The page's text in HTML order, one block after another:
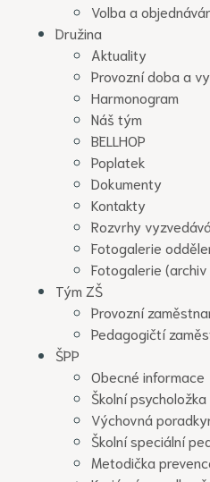
Volba a
Družina
Aktuality
Provozní doba a
Harmonogram
Náš tým
BELLHOP
Poplatek
Dokumenty
Kontakty
Rozvrhy
Fotogalerie
Fotogalerie
Tým ZŠ
Provozní
Pedagogičtí
ŠPP
Obecné informace
Školní psycholožka
Výchovná
Školní speciální
Metodička